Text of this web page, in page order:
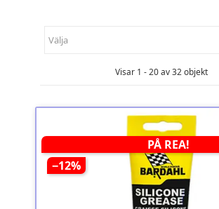
Välja
Visar 1 - 20 av 32 objekt
PÅ REA!
−12%